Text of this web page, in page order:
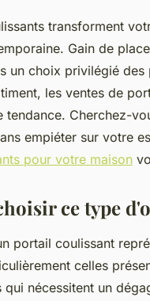
transforment
Gain de
un choix privilégié
les ventes de
tendance. Cherchez-
empiéter sur votre
pour votre maison
ce type
portail coulissant
celles
qui nécessitent un